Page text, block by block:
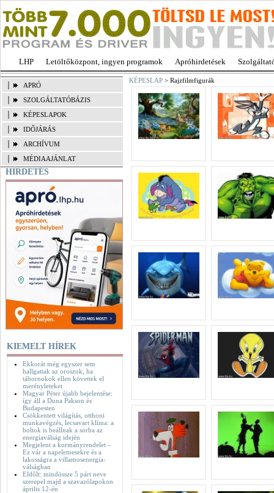
LHP Letöltőközpont, ingyen programok Apróhirdetések
APRÓ
SZOLGÁLTATÓBÁZIS
KÉPESLAPOK
IDŐJÁRÁS
ARCHÍVUM
MÉDIAAJÁNLAT
HIRDETÉS
KIEMELT HÍREK
Ekkorát még egyszer sem
hallgattak az oroszok, ha
tábornokok ellen követtek el
merényleteket
Magyar Péter újabb bejelentése:
így áll a Duna Pakson és
Budapesten
Csökkentett világítás, otthoni
munkavégzés, lecsavart klíma: a
boltok is beállnak a sorba az
energiaválság idején
Megjelent a kormányrendelet –
Ez vár a napelemesekre és a
lakosságra a villamosenergia-
válságban
Eldőlt: mindössze 5 párt neve
szerepel majd a szavazólapokon
április 12-én
KÉPESLAP > Rajzfilmfigurák